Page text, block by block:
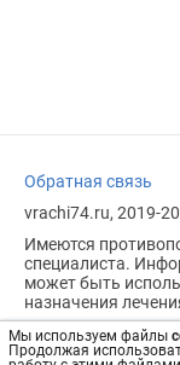
Мы используем файлы
Продолжая
Обратная связь
vrachi74.ru, 2019-
Имеются
специалиста.
может быть
назначения
Возрастное